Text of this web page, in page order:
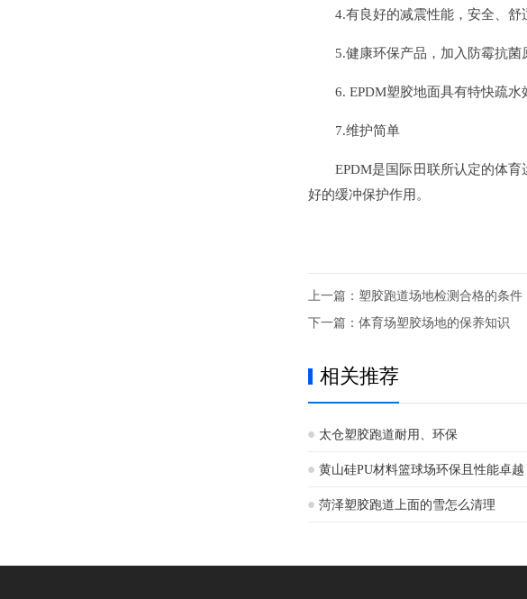
4.有良好的减震性能，安全、舒适
5.健康环保产品，加入防霉抗菌原
6. EPDM塑胶地面具有特快疏水
7.维护简单
EPDM是国际田联所认定的体育
好的缓冲保护作用。
上一篇： 塑胶跑道场地检测合格的条件
下一篇： 体育场塑胶场地的保养知识
相关推荐
太仓塑胶跑道耐用、环保
黄山硅PU材料篮球场环保且性能卓越
菏泽塑胶跑道上面的雪怎么清理